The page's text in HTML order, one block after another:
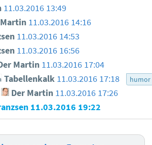
11.03.2016 13:49
11.03.2016 14:16
11.03.2016 14:53
11.03.2016 16:56
Martin 11.03.2016 17:04
Tabellenkalk 11.03.2016 17:18 humor
Der Martin 11.03.2016 17:26
11.03.2016 19:22